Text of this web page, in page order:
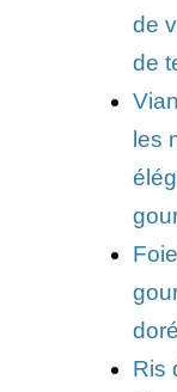
de
de
les
Ris